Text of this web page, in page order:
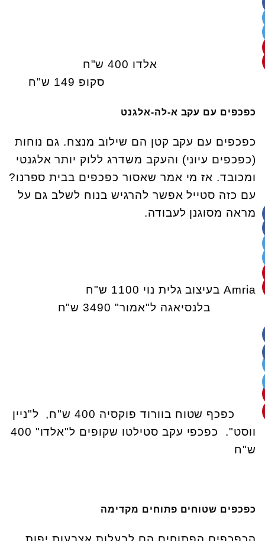
אלדו 400 ש"ח
סקופ 149 ש"ח
כפכפים עם עקב א-לה-אלגנט
כפכפים עם עקב קטן הם שילוב מנצח. גם נוחות
(כפכפים עיוני) והעקב משדרג ללוק יותר אלגנטי
ומכובד. אז מי אמר שאסור כפכפים בבית ספרנו?
עם כזה סטייל אפשר להרגיש בנוח לשלב גם על
מראה מסוגנן לעבודה.
Amria בעיצוב גלית נוי 1100 ש"ח
בלנסיאגה ל"אמור" 3490 ש"ח
כפכף שטוח בוורוד פוקסיה 400 ש"ח, ל"ניין
ווסט". כפכפי עקב סטילטו שקופים ל"אלדו" 400
ש"ח
כפכפים שטוחים פתוחים מקדימה